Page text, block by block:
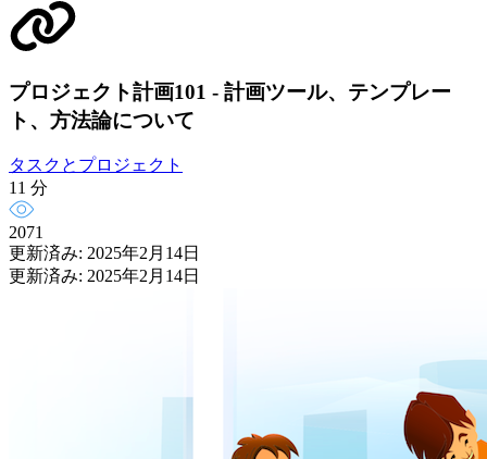
プロジェクト計画101 - 計画ツール、テンプレー
ト、方法論について
タスクとプロジェクト
11 分
2071
更新済み: 2025年2月14日
更新済み: 2025年2月14日